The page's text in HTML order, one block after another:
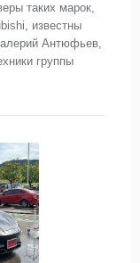
таких марок,
известны
Антюфьев,
группы